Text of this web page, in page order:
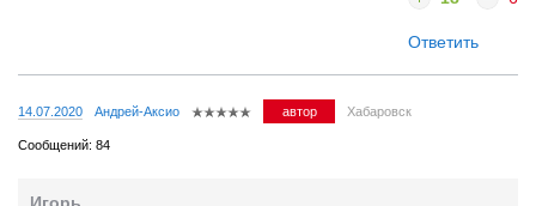
Ответить
14.07.2020 Андрей-Аксио автор Хабаровск
Сообщений: 84